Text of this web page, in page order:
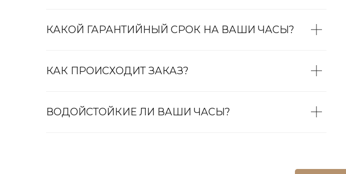
КАКОЙ ГАРАНТИЙНЫЙ СРОК НА ВАШИ ЧАСЫ?
КАК ПРОИСХОДИТ ЗАКАЗ?
ВОДОЙСТОЙКИЕ ЛИ ВАШИ ЧАСЫ?